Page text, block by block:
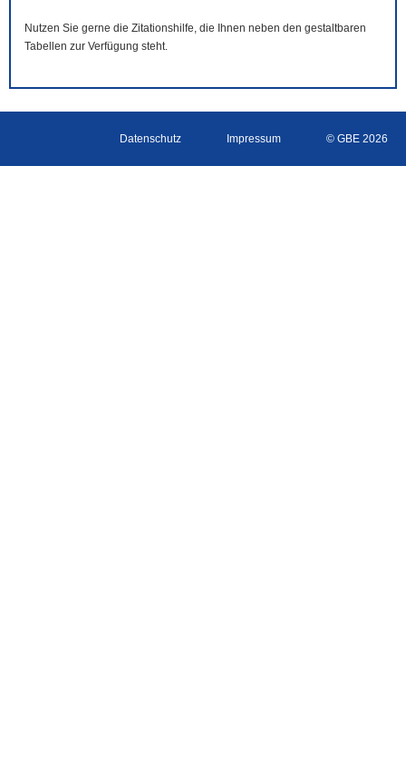
Nutzen Sie gerne die Zitationshilfe, die Ihnen neben den gestaltbaren
Tabellen zur Verfügung steht.
Datenschutz Impressum © GBE 2026